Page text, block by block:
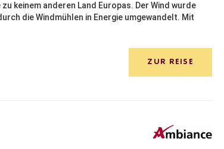
keinem anderen Land Europas. Der Wind wurde
die Windmühlen in Energie umgewandelt. Mit
ZUR REISE